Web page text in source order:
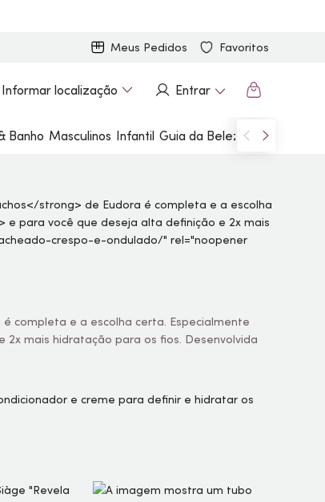
Meus Pedidos Favoritos
Informar localização Entrar
Banho Masculinos Infantil Guia da Beleza Marcas
é completa e a escolha certa. Especialmente
mais hidratação para os fios. Desenvolvida